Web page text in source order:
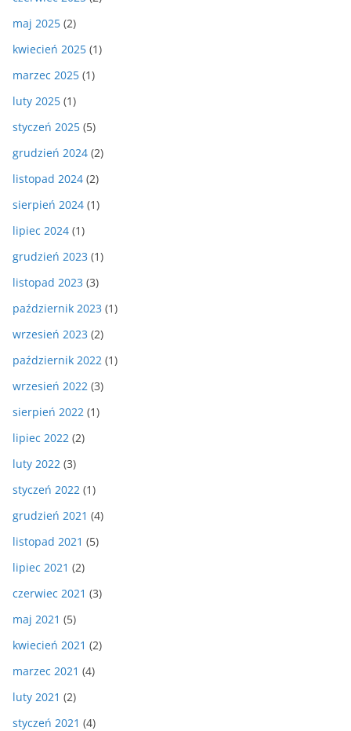
maj 2025 (2)
kwiecień 2025 (1)
marzec 2025 (1)
luty 2025 (1)
styczeń 2025 (5)
grudzień 2024 (2)
listopad 2024 (2)
sierpień 2024 (1)
lipiec 2024 (1)
grudzień 2023 (1)
listopad 2023 (3)
październik 2023 (1)
wrzesień 2023 (2)
październik 2022 (1)
wrzesień 2022 (3)
sierpień 2022 (1)
lipiec 2022 (2)
luty 2022 (3)
styczeń 2022 (1)
grudzień 2021 (4)
listopad 2021 (5)
lipiec 2021 (2)
czerwiec 2021 (3)
maj 2021 (5)
kwiecień 2021 (2)
marzec 2021 (4)
luty 2021 (2)
styczeń 2021 (4)